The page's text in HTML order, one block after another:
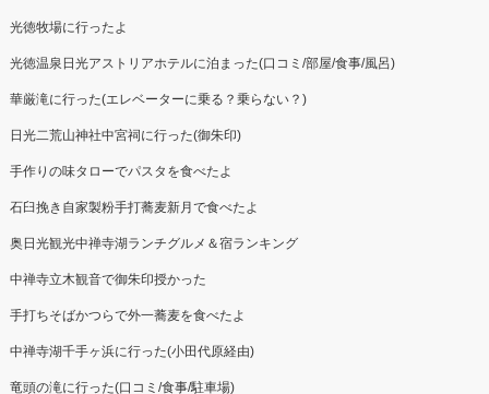
光徳牧場に行ったよ
光徳温泉日光アストリアホテルに泊まった(口コミ/部屋/食事/風呂)
華厳滝に行った(エレベーターに乗る？乗らない？)
日光二荒山神社中宮祠に行った(御朱印)
手作りの味タローでパスタを食べたよ
石臼挽き自家製粉手打蕎麦新月で食べたよ
奥日光観光中禅寺湖ランチグルメ＆宿ランキング
中禅寺立木観音で御朱印授かった
手打ちそばかつらで外一蕎麦を食べたよ
中禅寺湖千手ヶ浜に行った(小田代原経由)
竜頭の滝に行った(口コミ/食事/駐車場)